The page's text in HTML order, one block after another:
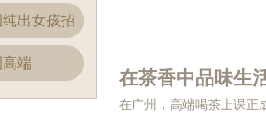
出女孩招
端
在茶香中品味生
在广州，高端喝茶上课正